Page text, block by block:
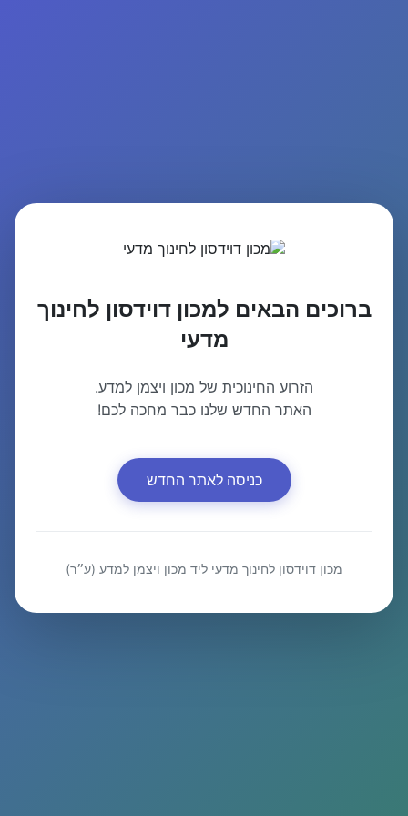
ברוכים הבאים למכון דוידסון לחינוך
מדעי
הזרוע החינוכית של מכון ויצמן למדע.
האתר החדש שלנו כבר מחכה לכם!
כניסה לאתר החדש
מכון דוידסון לחינוך מדעי ליד מכון ויצמן למדע (ע״ר)